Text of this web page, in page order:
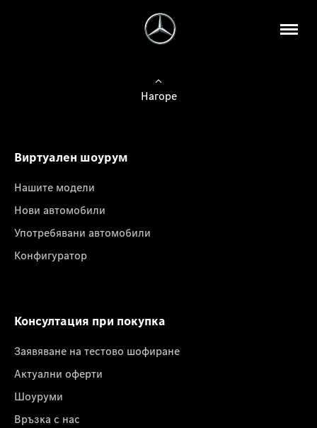
Нагоре
Виртуален шоурум
Нашите модели
Нови автомобили
Употребявани автомобили
Конфигуратор
Консултация при покупка
Заявяване на тестово шофиране
Актуални оферти
Шоуруми
Връзка с нас